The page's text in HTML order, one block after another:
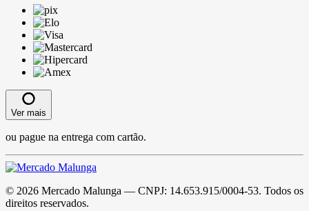
Ver mais
ou pague na entrega com cartão.
© 2026 Mercado Malunga — CNPJ: 14.653.915/0004-53. Todos os
direitos reservados.